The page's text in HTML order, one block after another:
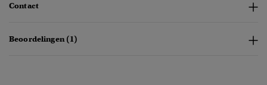
Contact
Beoordelingen (1)